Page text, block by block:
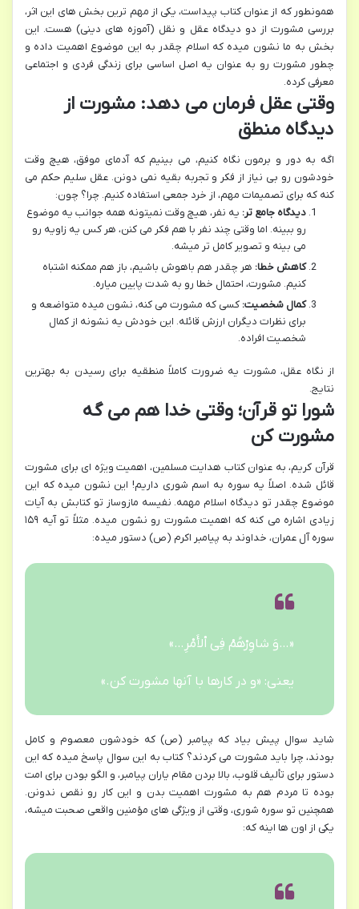
همونطور که از عنوان کتاب پیداست، یکی از مهم ترین بخش های این اثر،
بررسی مشورت از دو دیدگاه عقل و نقل (آموزه های دینی) هست. این
بخش به ما نشون میده که اسلام چقدر به این موضوع اهمیت داده و
چطور مشورت رو به عنوان یه اصل اساسی برای زندگی فردی و اجتماعی
معرفی کرده.
وقتی عقل فرمان می دهد: مشورت از
دیدگاه منطق
اگه به دور و برمون نگاه کنیم، می بینیم که آدمای موفق، هیچ وقت
خودشون رو بی نیاز از فکر و تجربه بقیه نمی دونن. عقل سلیم حکم می
کنه که برای تصمیمات مهم، از خرد جمعی استفاده کنیم. چرا؟ چون:
دیدگاه جامع تر: یه نفر، هیچ وقت نمیتونه همه جوانب یه موضوع
رو ببینه. اما وقتی چند نفر با هم فکر می کنن، هر کس یه زاویه رو
می بینه و تصویر کامل تر میشه.
کاهش خطا: هر چقدر هم باهوش باشیم، باز هم ممکنه اشتباه
کنیم. مشورت، احتمال خطا رو به شدت پایین میاره.
کمال شخصیت: کسی که مشورت می کنه، نشون میده متواضعه و
برای نظرات دیگران ارزش قائله. این خودش یه نشونه از کمال
شخصیت افراده.
از نگاه عقل، مشورت یه ضرورت کاملاً منطقیه برای رسیدن به بهترین
نتایج.
شورا تو قرآن؛ وقتی خدا هم می گه
مشورت کن
قرآن کریم، به عنوان کتاب هدایت مسلمین، اهمیت ویژه ای برای مشورت
قائل شده. اصلاً یه سوره به اسم شوری داریم! این نشون میده که این
موضوع چقدر تو دیدگاه اسلام مهمه. نفیسه مازوساز تو کتابش به آیات
زیادی اشاره می کنه که اهمیت مشورت رو نشون میده. مثلاً تو آیه ۱۵۹
سوره آل عمران، خداوند به پیامبر اکرم (ص) دستور میده:
«…وَ شاوِرْهُمْ فِی اْلأَمْرِ…»
یعنی: «و در کارها با آنها مشورت کن.»
شاید سوال پیش بیاد که پیامبر (ص) که خودشون معصوم و کامل
بودند، چرا باید مشورت می کردند؟ کتاب به این سوال پاسخ میده که این
دستور برای تألیف قلوب، بالا بردن مقام یاران پیامبر، و الگو بودن برای امت
بوده تا مردم هم به مشورت اهمیت بدن و این کار رو نقص ندونن.
همچنین تو سوره شوری، وقتی از ویژگی های مؤمنین واقعی صحبت میشه،
یکی از اون ها اینه که: